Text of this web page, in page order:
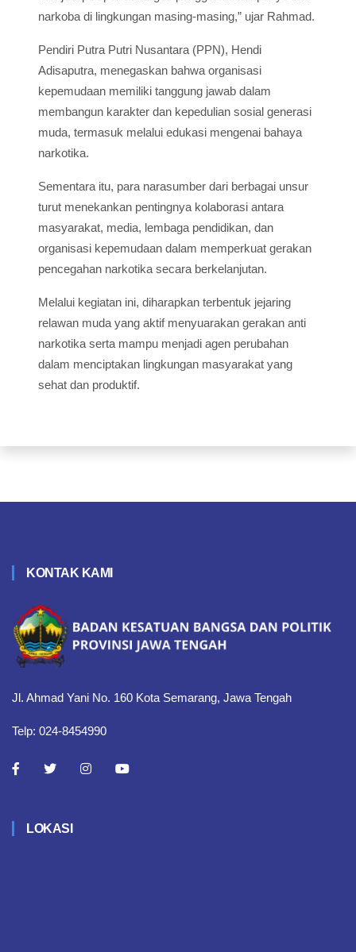
narkoba di lingkungan masing-masing,” ujar Rahmad.
Pendiri Putra Putri Nusantara (PPN), Hendi
Adisaputra, menegaskan bahwa organisasi
kepemudaan memiliki tanggung jawab dalam
membangun karakter dan kepedulian sosial generasi
muda, termasuk melalui edukasi mengenai bahaya
narkotika.
Sementara itu, para narasumber dari berbagai unsur
turut menekankan pentingnya kolaborasi antara
masyarakat, media, lembaga pendidikan, dan
organisasi kepemudaan dalam memperkuat gerakan
pencegahan narkotika secara berkelanjutan.
Melalui kegiatan ini, diharapkan terbentuk jejaring
relawan muda yang aktif menyuarakan gerakan anti
narkotika serta mampu menjadi agen perubahan
dalam menciptakan lingkungan masyarakat yang
sehat dan produktif.
KONTAK KAMI
Jl. Ahmad Yani No. 160 Kota Semarang, Jawa Tengah
Telp: 024-8454990
LOKASI